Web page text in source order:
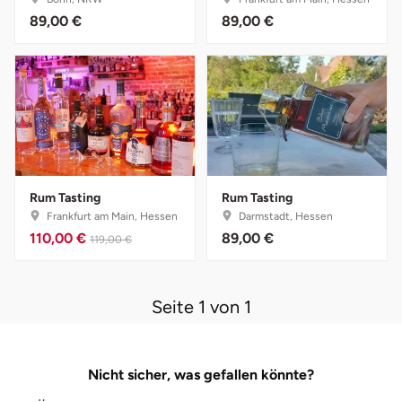
89,00 € 89,00 €
Rum Tasting
Frankfurt am Main, Hessen
110,00 € 119,00 €
Rum Tasting
Darmstadt, Hessen
89,00 €
Seite 1 von 1
Nicht sicher, was gefallen könnte?
Bruchsal
Burghausen
Calw
Chemnitz
Nürnberg
Oberlausitz
Pirna
Riesa
Strausberg (Berlin/Brandenburg)
Sonneberg
Suhl
Unterwellenborn
Weimar